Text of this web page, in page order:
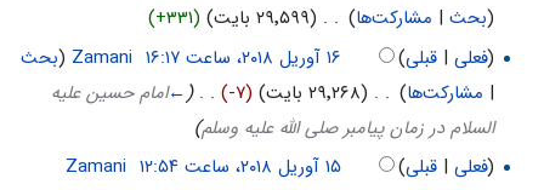
(بحث| مشارکت‌ها)
. . (۲۹٬۵۹۹ بایت)
(+۳۳۱)
(فعلی| قبلی)
‏
Zamani
(بحث
| مشارکت‌ها)
. . (۲۹٬۲۶۸ بایت) (-۷)‏
. .
(
←امام حسين علیه
السلام در زمان پيامبر صلی الله عليه وسلم)
(فعلی| قبلی)
‏
Zamani